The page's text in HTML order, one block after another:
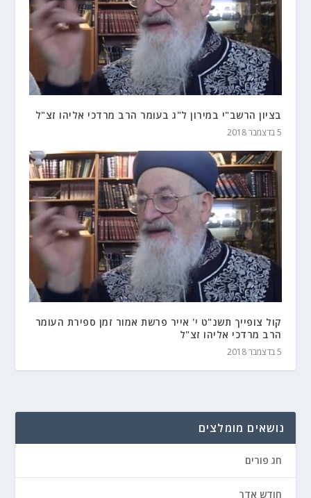
בציון הרשב"י במירון ל"ג בעומר הרב מרדכי אליהו זצ"ל
5 בדצמבר 2018
קול צופייך תשנ"ט י' אייר פרשת אמור זמן ספירת העומר
הרב מרדכי אליהו זצ"ל
5 בדצמבר 2018
נושאים מומלצים
חג פורים
חודש אדר